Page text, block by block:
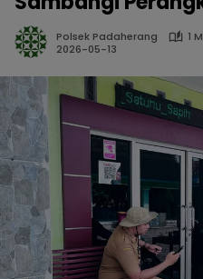
Polsek Padaherang
1
2026-05-13